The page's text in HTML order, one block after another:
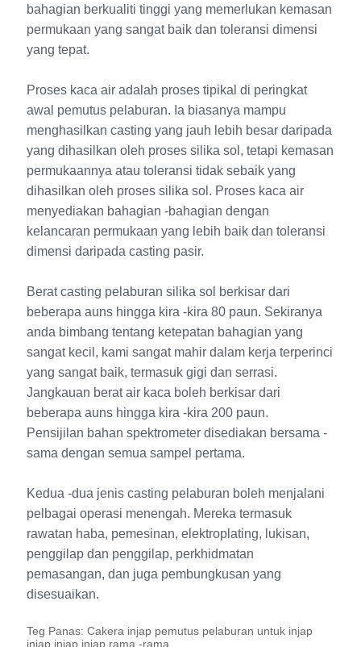
bahagian berkualiti tinggi yang memerlukan kemasan
permukaan yang sangat baik dan toleransi dimensi
yang tepat.
Proses kaca air adalah proses tipikal di peringkat
awal pemutus pelaburan. Ia biasanya mampu
menghasilkan casting yang jauh lebih besar daripada
yang dihasilkan oleh proses silika sol, tetapi kemasan
permukaannya atau toleransi tidak sebaik yang
dihasilkan oleh proses silika sol. Proses kaca air
menyediakan bahagian -bahagian dengan
kelancaran permukaan yang lebih baik dan toleransi
dimensi daripada casting pasir.
Berat casting pelaburan silika sol berkisar dari
beberapa auns hingga kira -kira 80 paun. Sekiranya
anda bimbang tentang ketepatan bahagian yang
sangat kecil, kami sangat mahir dalam kerja terperinci
yang sangat baik, termasuk gigi dan serrasi.
Jangkauan berat air kaca boleh berkisar dari
beberapa auns hingga kira -kira 200 paun.
Pensijilan bahan spektrometer disediakan bersama -
sama dengan semua sampel pertama.
Kedua -dua jenis casting pelaburan boleh menjalani
pelbagai operasi menengah. Mereka termasuk
rawatan haba, pemesinan, elektroplating, lukisan,
penggilap dan penggilap, perkhidmatan
pemasangan, dan juga pembungkusan yang
disesuaikan.
Teg Panas: Cakera injap pemutus pelaburan untuk injap
injap injap injap rama -rama